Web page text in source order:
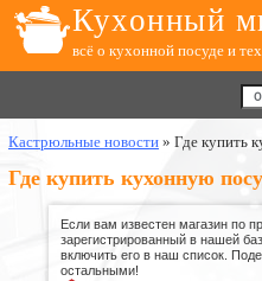
Кухонный
всё о кухонной посуде и
Кастрюльные новости » Где купить
Где купить кухонную
Если вам известен магазин по
зарегистрированный в нашей
включить его в наш список.
остальными!